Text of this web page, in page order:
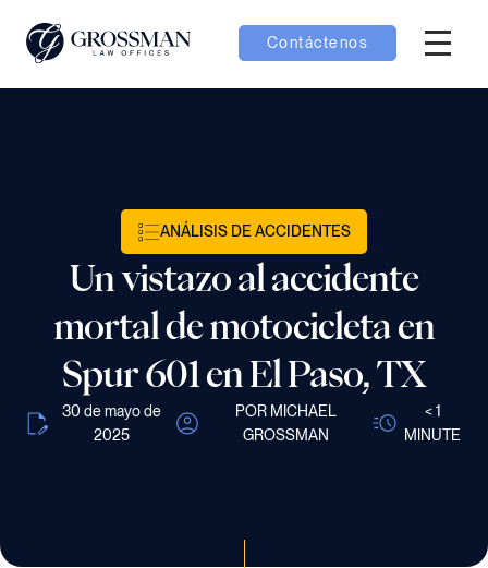
Contáctenos
Menú
Resultados
Aprender
ANÁLISIS DE ACCIDENTES
Un vistazo al accidente
mortal de motocicleta en
Spur 601 en El Paso, TX
30 de mayo de
2025
POR MICHAEL
GROSSMAN
< 1
MINUTE